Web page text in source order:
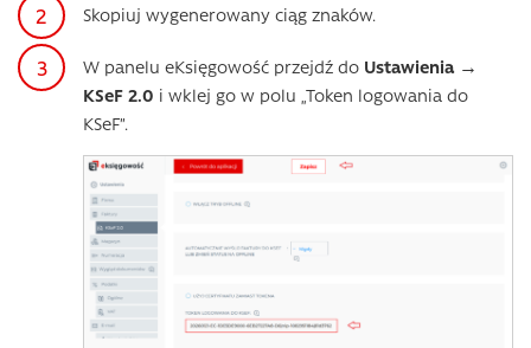
Skopiuj wygenerowany ciąg znaków.
W panelu eKsięgowość przejdź do Ustawienia→
KSeF 2.0 i wklej go w polu „Token logowania do
KSeF”.